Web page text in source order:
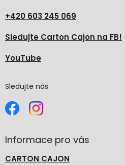
+420 603 245 069
Sledujte Carton Cajon na FB!
YouTube
Sledujte nás
Informace pro vás
CARTON CAJON